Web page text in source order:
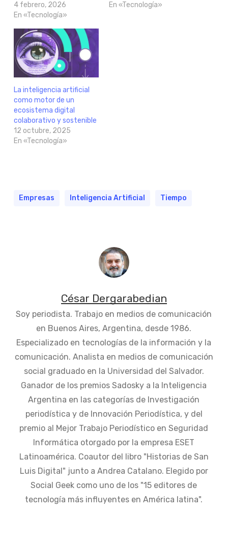
4 febrero, 2026
En «Tecnología»
En «Tecnología»
La inteligencia artificial
como motor de un
ecosistema digital
colaborativo y sostenible
12 octubre, 2025
En «Tecnología»
Empresas Inteligencia Artificial Tiempo
César Dergarabedian
Soy periodista. Trabajo en medios de comunicación
en Buenos Aires, Argentina, desde 1986.
Especializado en tecnologías de la información y la
comunicación. Analista en medios de comunicación
social graduado en la Universidad del Salvador.
Ganador de los premios Sadosky a la Inteligencia
Argentina en las categorías de Investigación
periodística y de Innovación Periodística, y del
premio al Mejor Trabajo Periodístico en Seguridad
Informática otorgado por la empresa ESET
Latinoamérica. Coautor del libro "Historias de San
Luis Digital" junto a Andrea Catalano. Elegido por
Social Geek como uno de los "15 editores de
tecnología más influyentes en América latina".